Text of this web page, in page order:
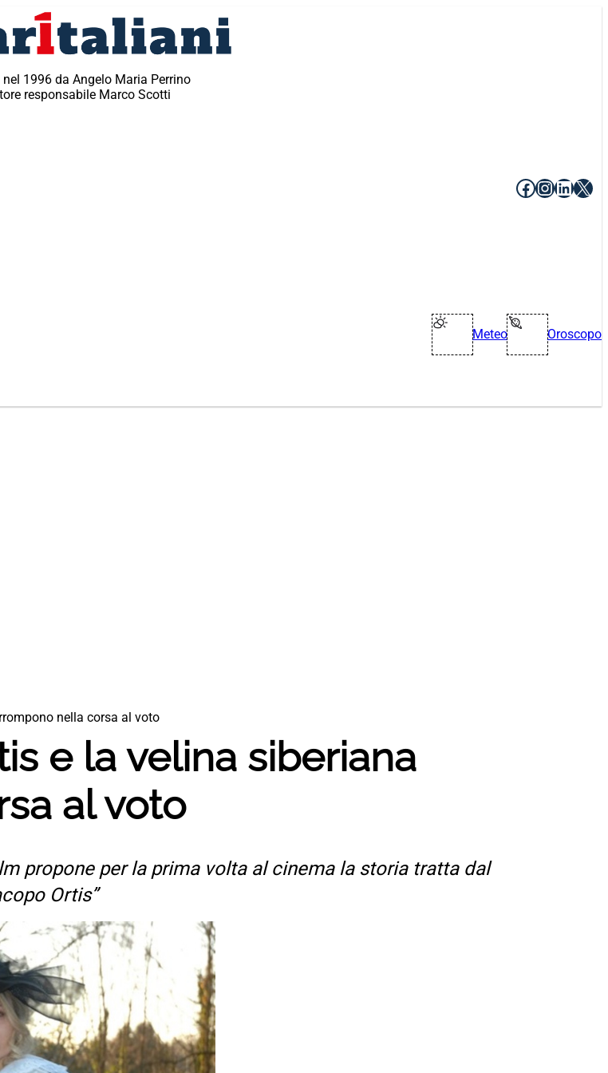
nel 1996 da Angelo Maria Perrino
responsabile Marco Scotti
Facebook
X
Meteo Oroscopo
nella corsa al voto
e la velina siberiana
al voto
propone per la prima volta al cinema la storia tratta dal
Ortis”